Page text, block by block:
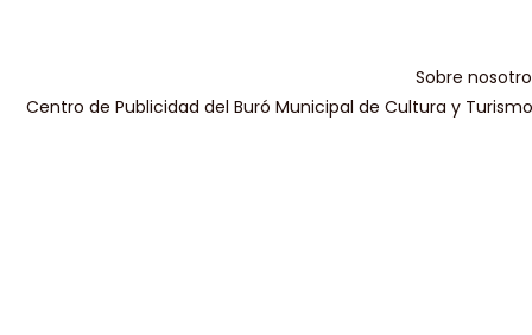
Sobre
Centro de Publicidad del Buró Municipal de Cultura y